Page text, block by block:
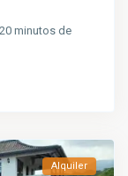
minutos de
Alquiler